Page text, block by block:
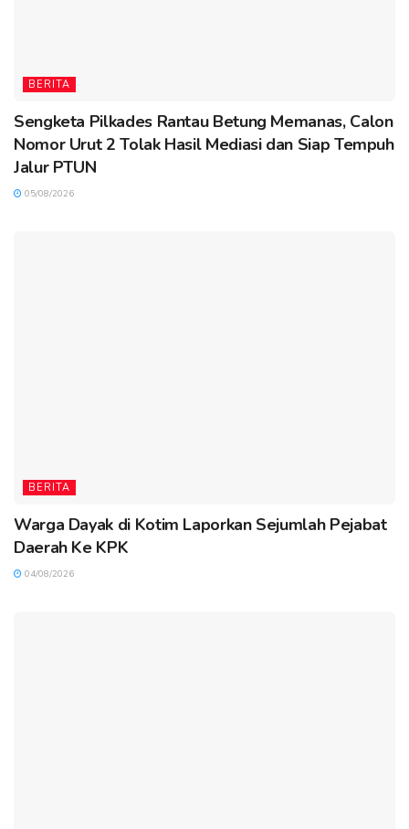
BERITA
Sengketa Pilkades Rantau Betung Memanas, Calon
Nomor Urut 2 Tolak Hasil Mediasi dan Siap Tempuh
Jalur PTUN
05/08/2026
BERITA
Warga Dayak di Kotim Laporkan Sejumlah Pejabat
Daerah Ke KPK
04/08/2026